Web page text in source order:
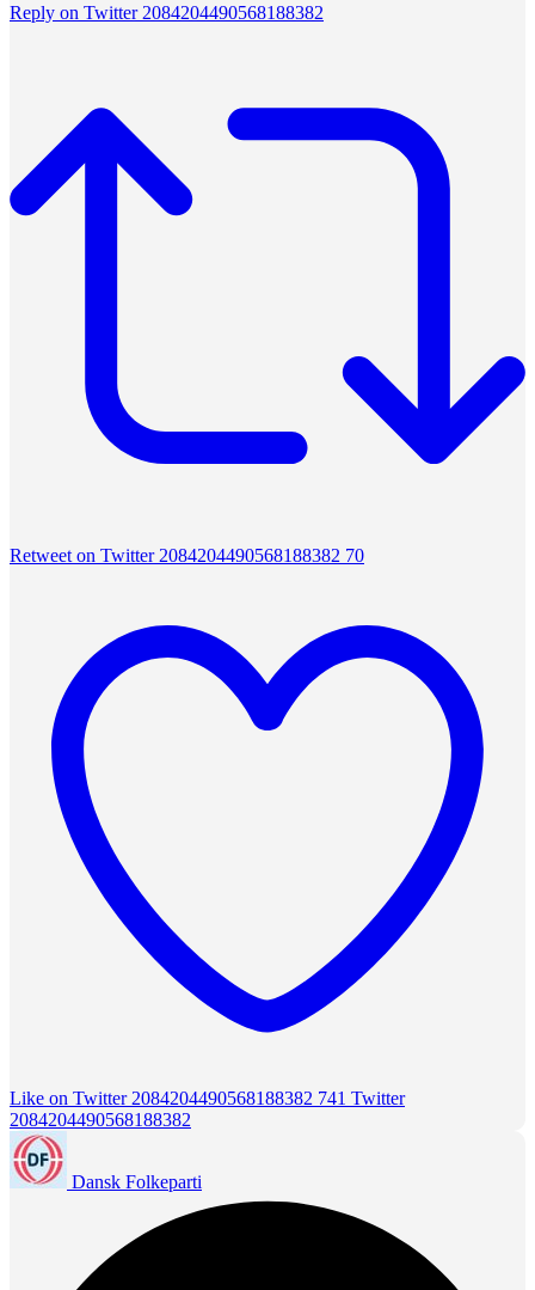
Reply on Twitter 2084204490568188382
Retweet on Twitter 2084204490568188382 70
Like on Twitter 2084204490568188382 741 Twitter
2084204490568188382
Dansk Folkeparti